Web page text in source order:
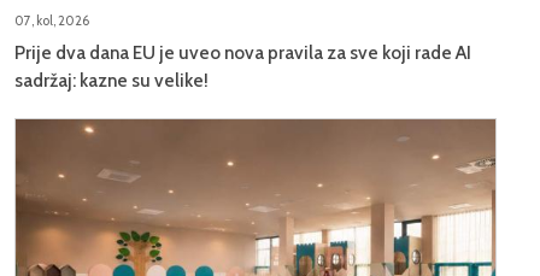
07, kol, 2026
Prije dva dana EU je uveo nova pravila za sve koji rade AI
sadržaj: kazne su velike!